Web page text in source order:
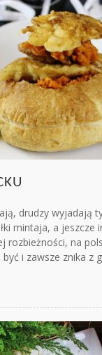
drudzy wyjadają
mintaja, a jeszcze
rozbieżności, na
i zawsze znika z